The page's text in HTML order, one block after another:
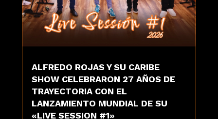
ALFREDO ROJAS Y SU CARIBE
SHOW CELEBRARON 27 AÑOS DE
TRAYECTORIA CON EL
LANZAMIENTO MUNDIAL DE SU
«LIVE SESSION #1»